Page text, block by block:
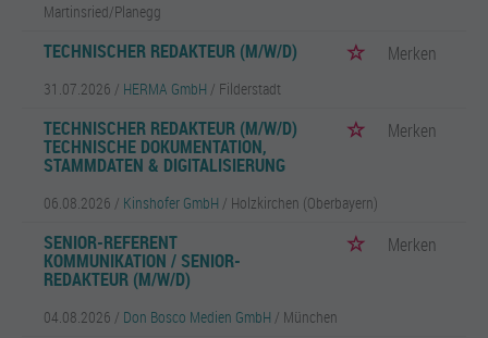
Martinsried/Planegg
TECHNISCHER REDAKTEUR (M/W/D) Merken
31.07.2026 / HERMA GmbH / Filderstadt
TECHNISCHER REDAKTEUR (M/W/D)
TECHNISCHE DOKUMENTATION,
STAMMDATEN & DIGITALISIERUNG
Merken
06.08.2026 / Kinshofer GmbH / Holzkirchen (Oberbayern)
SENIOR-REFERENT
KOMMUNIKATION / SENIOR-
REDAKTEUR (M/W/D)
Merken
04.08.2026 / Don Bosco Medien GmbH / München